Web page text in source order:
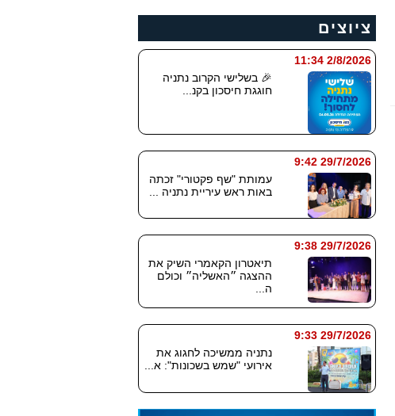
ציוצים
2/8/2026 11:34
🎉 בשלישי הקרוב נתניה
חוגגת חיסכון בקנ...
29/7/2026 9:42
עמותת "שף פקטורי" זכתה
באות ראש עיריית נתניה ...
29/7/2026 9:38
תיאטרון הקאמרי השיק את
ההצגה ״האשליה״ וכולם
ה...
29/7/2026 9:33
נתניה ממשיכה לחגוג את
אירועי "שמש בשכונות": א...